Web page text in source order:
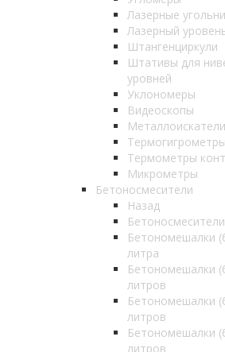
Лазерные
Лазерный
Штангенциркули
Штативы для
уровней
Уклономеры
Видеоскопы
Металлоискатели
Термогигрометры
Термометры
Микрометры
Бетоносмесители
Назад
Бетоносмесители
Бетономешалки
литра
Бетономешалки
литров
Бетономешалки
литров
Бетономешалки
литров